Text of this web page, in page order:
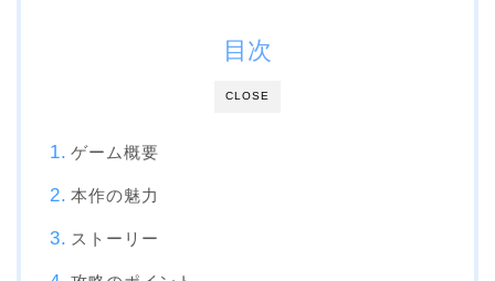
CLOSE
目次
ゲーム概要
本作の魅力
ストーリー